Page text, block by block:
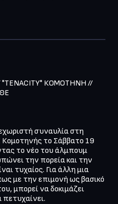
"TENACITY" ΚΟΜΟΤΗΝΗ //
συναυλία στη
το Σάββατο 19
το νέο του άλμπουμ
την πορεία και την
τυχαίος. Για άλλη μια
με την επιμονή ως βασικό
μπορεί να δοκιμάζει